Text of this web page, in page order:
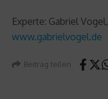
Experte: Gabriel Vogel,
www.gabrielvogel.de
Beitrag teilen